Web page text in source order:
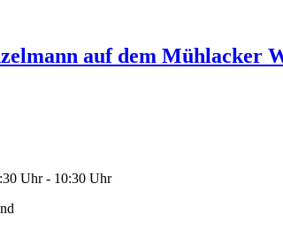
auf dem Mühlacker
Uhr - 10:30 Uhr